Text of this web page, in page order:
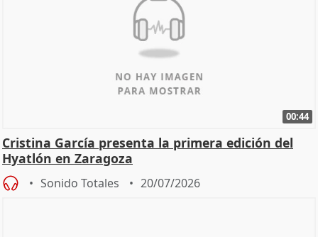
00:44
Cristina García presenta la primera edición del
Hyatlón en Zaragoza
Sonido Totales 20/07/2026